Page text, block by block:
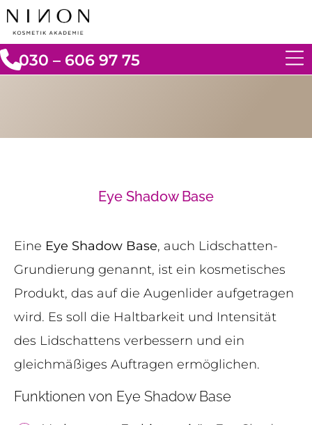
030 – 606 97 75
Eye Shadow Base
Eine Eye Shadow Base, auch Lidschatten-
Grundierung genannt, ist ein kosmetisches
Produkt, das auf die Augenlider aufgetragen
wird. Es soll die Haltbarkeit und Intensität
des Lidschattens verbessern und ein
gleichmäßiges Auftragen ermöglichen.
Funktionen von Eye Shadow Base